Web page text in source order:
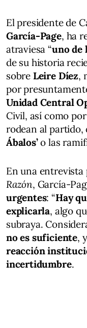
El presidente de
García-Page, ha
atraviesa “uno de
de su historia
sobre Leire Díez,
por
Unidad Central
Civil, así como
rodean al partido,
Ábalos’o las
En una
Razón, García-
urgentes: “Hay
explicarla, algo
subraya.
no es suficiente,
reacción
incertidumbre.